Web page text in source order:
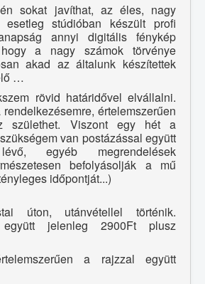
sokat javíthat, az éles, nagy
esetleg stúdióban készült profi
annyi digitális fénykép
a nagy számok törvénye
akad az általunk készítettek
…
rövid határidővel elvállalni.
értelemszerűen
születhet. Viszont egy hét a
van postázással együtt
egyéb megrendelések
befolyásolják a mű
időpontját...)
úton, utánvétellel történik.
együtt jelenleg 2900Ft plusz
a rajzzal együtt